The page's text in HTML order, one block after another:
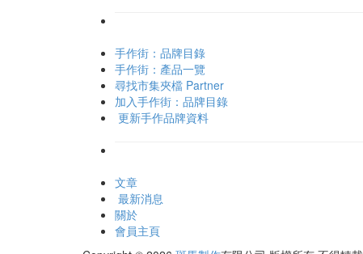
手作街：品牌目錄
手作街：產品一覽
尋找市集夾檔 Partner
加入手作街：品牌目錄
更新手作品牌資料
文章
最新消息
關於
會員主頁